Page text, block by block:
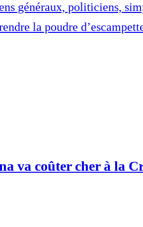
généraux, politiciens,
la poudre
va coûter cher à la